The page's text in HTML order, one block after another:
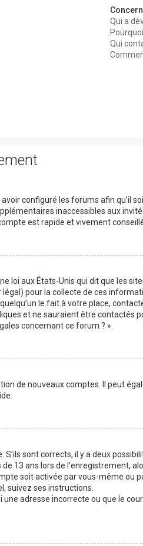
Qui a
Qui
configuré les forums afin qu’il
inaccessibles aux
est rapide et vivement
loi aux États-Unis qui dit que les
pour la collecte de ces
le fait à votre place,
et ne sauraient être contactés
concernant ce forum ? ».
de nouveaux comptes. Il peut
sont corrects, il y a deux
13 ans lors de l’enregistrement,
soit activée par vous-même ou
suivez ses instructions.
adresse incorrecte ou que le